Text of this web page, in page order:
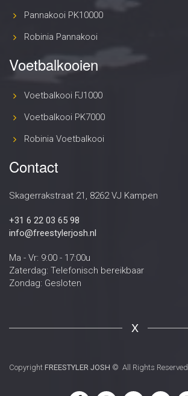
Pannakooi PK10000
Robinia Pannakooi
Voetbalkooien
Voetbalkooi FJ1000
Voetbalkooi PK7000
Robinia Voetbalkooi
Contact
Skagerrakstraat 21, 8262 VJ Kampen
+31 6 22 03 65 98
info@freestylerjosh.nl
Ma - Vr: 9:00 - 17:00u
Zaterdag: Telefonisch bereikbaar
Zondag: Gesloten
X
Copyright FREESTYLER JOSH © All Rights Reserved